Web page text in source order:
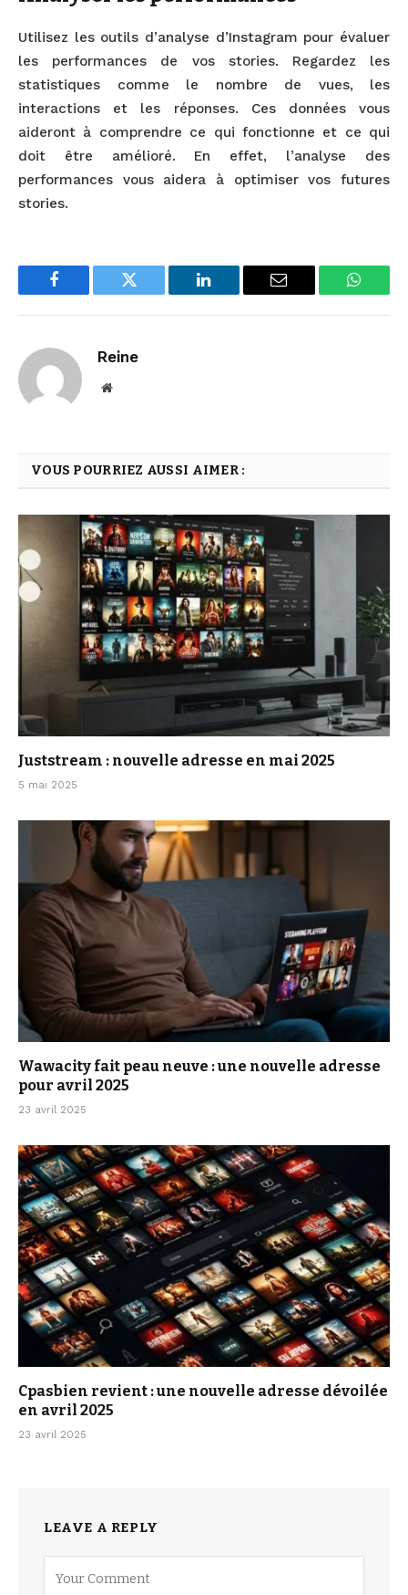
Utilisez les outils d’analyse d’Instagram pour évaluer
les performances de vos stories. Regardez les
statistiques comme le nombre de vues, les
interactions et les réponses. Ces données vous
aideront à comprendre ce qui fonctionne et ce qui
doit être amélioré. En effet, l’analyse des
performances vous aidera à optimiser vos futures
stories.
Facebook Twitter LinkedIn Email
Reine
Website
VOUS POURRIEZ AUSSI AIMER :
Juststream : nouvelle adresse en mai 2025
5 mai 2025
Wawacity fait peau neuve : une nouvelle adresse
pour avril 2025
23 avril 2025
Cpasbien revient : une nouvelle adresse dévoilée
en avril 2025
23 avril 2025
LEAVE A REPLY